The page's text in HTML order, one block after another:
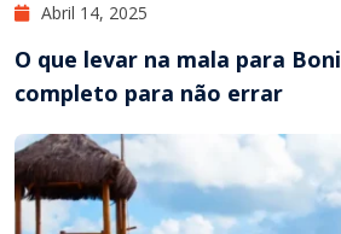
Abril 14, 2025
O que levar na mala para
completo para não errar